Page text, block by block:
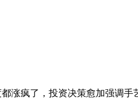
疯了，投资决策愈加强调手